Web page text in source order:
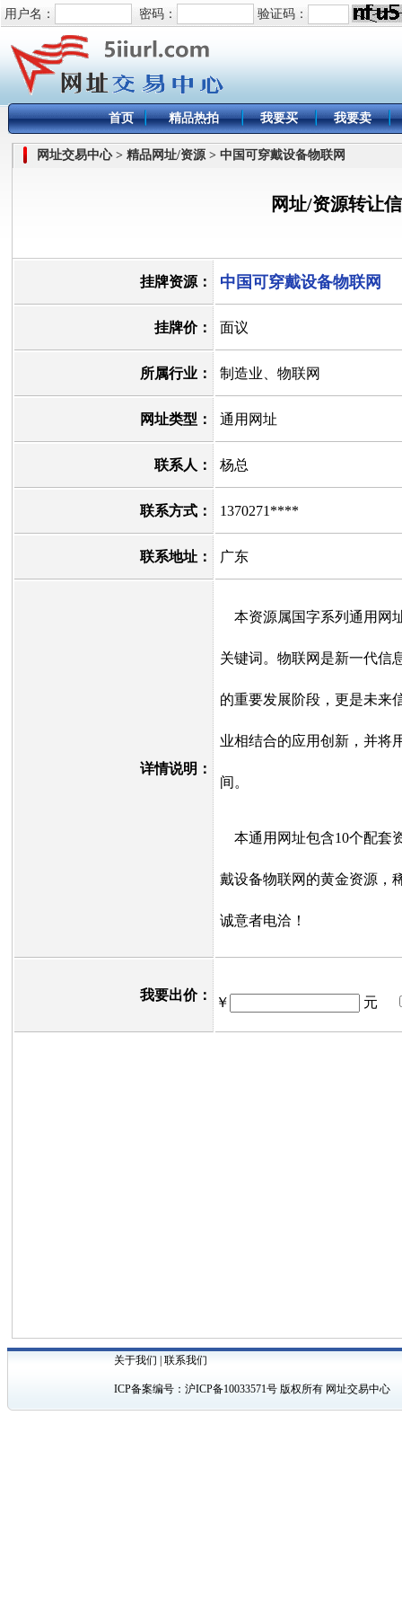
用户名： 密码： 验证码：
首页 精品热拍 我要买 我要卖
网址交易中心 > 精品网址/资源 > 中国可穿戴设备物联网
网址/资源转让
挂牌资源： 中国可穿戴设备物联网
挂牌价： 面议
所属行业： 制造业、物联网
网址类型： 通用网址
联系人： 杨总
联系方式： 1370271****
联系地址： 广东
详情说明：
本资源属国字系列通用网
关键词。物联网是新一代信
的重要发展阶段，更是未来
业相结合的应用创新，并将
间。
本通用网址包含10个配套
戴设备物联网的黄金资源，
诚意者电洽！
我要出价： ￥ 元
关于我们 |联系我们
ICP备案编号：沪ICP备10033571号 版权所有 网址交易中心